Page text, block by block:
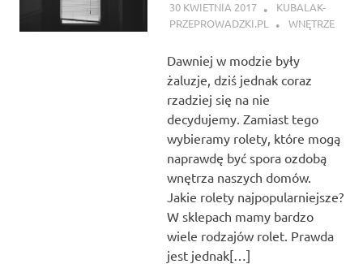
30 KWIETNIA 2017
KUBALAK-
PRZEPROWADZKI.PL
WNĘTRZE
Dawniej w modzie były
żaluzje, dziś jednak coraz
rzadziej się na nie
decydujemy. Zamiast tego
wybieramy rolety, które mogą
naprawdę być spora ozdobą
wnętrza naszych domów.
Jakie rolety najpopularniejsze?
W sklepach mamy bardzo
wiele rodzajów rolet. Prawda
jest jednak[…]